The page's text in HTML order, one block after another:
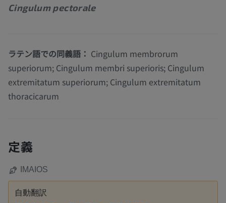
Cingulum pectorale
ラテン語での同義語： Cingulum membrorum
superiorum; Cingulum membri superioris; Cingulum
extremitatum superiorum; Cingulum extremitatum
thoracicarum
定義
IMAIOS
自動翻訳